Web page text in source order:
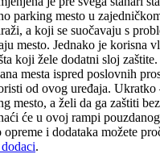
parking mesto u
a koji se suočavaju s
mesto. Jednako je korisna
koji žele dodatni sloj
mesta ispred poslovnih
od ovog uređaja.
mesto, a želi da ga zaštiti
će u ovoj rampi
i dodataka možete
.